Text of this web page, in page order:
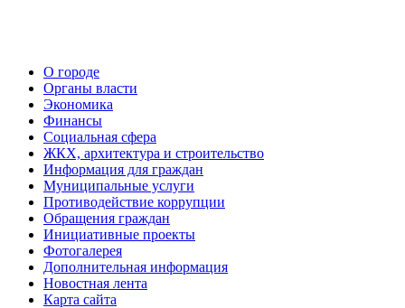
О городе
Органы власти
Экономика
Финансы
Социальная сфера
ЖКХ, архитектура и строительство
Информация для граждан
Муниципальные услуги
Противодействие коррупции
Обращения граждан
Инициативные проекты
Фотогалерея
Дополнительная информация
Новостная лента
Карта сайта